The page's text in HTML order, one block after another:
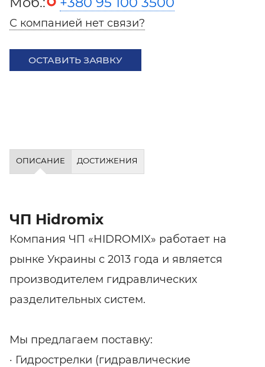
С компанией нет связи?
ОСТАВИТЬ ЗАЯВКУ
ОПИСАНИЕ ДОСТИЖЕНИЯ
ЧП Hidromix
Компания ЧП «HIDROMIX» работает на
рынке Украины с 2013 года и является
производителем гидравлических
разделительных систем.
Мы предлагаем поставку:
· Гидрострелки (гидравлические